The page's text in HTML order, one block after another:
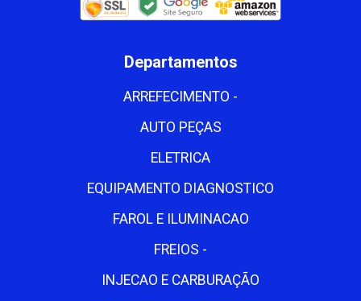
Departamentos
ARREFECIMENTO -
AUTO PEÇAS
ELETRICA
EQUIPAMENTO DIAGNOSTICO
FAROL E ILUMINACAO
FREIOS -
INJECAO E CARBURAÇÃO